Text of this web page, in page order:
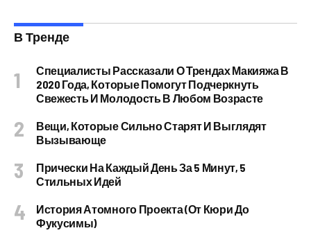
В Тренде
Специалисты Рассказали О Трендах Макияжа В
2020 Года, Которые Помогут Подчеркнуть
Свежесть И Молодость В Любом Возрасте
Вещи, Которые Сильно Старят И Выглядят
Вызывающе
Прически На Каждый День За 5 Минут, 5
Стильных Идей
История Атомного Проекта (от Кюри До
Фукусимы)